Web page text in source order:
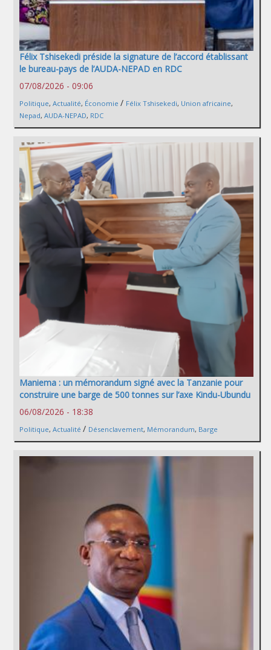
Félix Tshisekedi préside la signature de l’accord établissant
le bureau-pays de l’AUDA-NEPAD en RDC
07/08/2026 - 09:06
Politique, Actualité, Économie / Félix Tshisekedi, Union africaine,
Nepad, AUDA-NEPAD, RDC
Maniema : un mémorandum signé avec la Tanzanie pour
construire une barge de 500 tonnes sur l’axe Kindu-Ubundu
06/08/2026 - 18:38
Politique, Actualité / Désenclavement, Mémorandum, Barge